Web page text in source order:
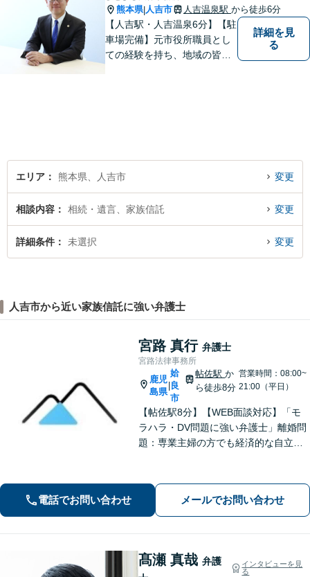
熊本県|人吉市 人吉温泉駅 から徒歩6分
【人吉駅・人吉温泉6分】【駐
車場完備】元市役所職員とし
ての経験を持ち、地域の皆さ
詳細を見
る
エリア 熊本県、人吉市 変更
相談内容 相続・遺言、家族信託 変更
詳細条件 未選択 変更
人吉市から近い家族信託に強い弁護士
宮路 真行 弁護士
宮路法律事務所
鹿児
島県
姶
良
市
帖佐駅か
ら徒歩8分
営業時間：08:00~
21:00（平日）
【帖佐駅8分】【WEB面談対応】「モ
ラハラ・DV問題に強い弁護士」離婚問
題：専業主婦の方でも経済的な自立に
の返済に追われる自転車操業状態の方
もご相談ください」【休日・夜間相談
可】
電話でお問い合わせ メールでお問い合わせ
髙瀬 真哉 弁護
インタビューを見
る